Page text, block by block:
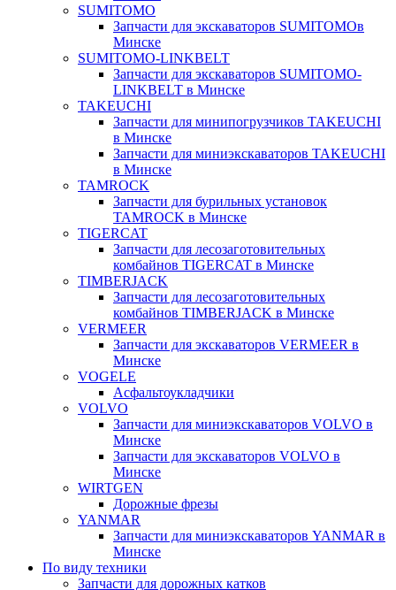
SUMITOMO
Запчасти для экскаваторов SUMITOMOв
Минске
SUMITOMO-LINKBELT
Запчасти для экскаваторов SUMITOMO-
LINKBELT в Минске
TAKEUCHI
Запчасти для минипогрузчиков TAKEUCHI
в Минске
Запчасти для миниэкскаваторов TAKEUCHI
в Минске
TAMROCK
Запчасти для бурильных установок
TAMROCK в Минске
TIGERCAT
Запчасти для лесозаготовительных
комбайнов TIGERCAT в Минске
TIMBERJACK
Запчасти для лесозаготовительных
комбайнов TIMBERJACK в Минске
VERMEER
Запчасти для экскаваторов VERMEER в
Минске
VOGELE
Асфальтоукладчики
VOLVO
Запчасти для миниэкскаваторов VOLVO в
Минске
Запчасти для экскаваторов VOLVO в
Минске
WIRTGEN
Дорожные фрезы
YANMAR
Запчасти для миниэкскаваторов YANMAR в
Минске
По виду техники
Запчасти для дорожных катков